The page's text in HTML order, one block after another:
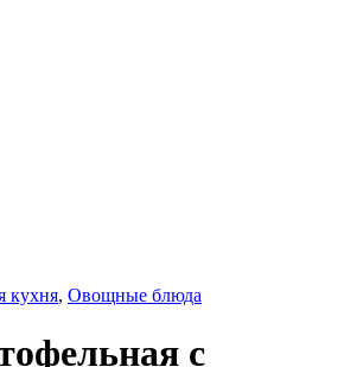
кухня, Овощные блюда
с